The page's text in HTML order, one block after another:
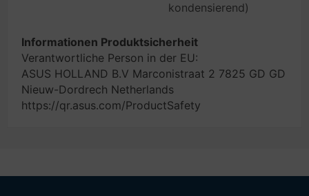
kondensierend)
Informationen Produktsicherheit
Verantwortliche Person in der EU:
ASUS HOLLAND B.V Marconistraat 2 7825 GD GD
Nieuw-Dordrech Netherlands
https://qr.asus.com/ProductSafety